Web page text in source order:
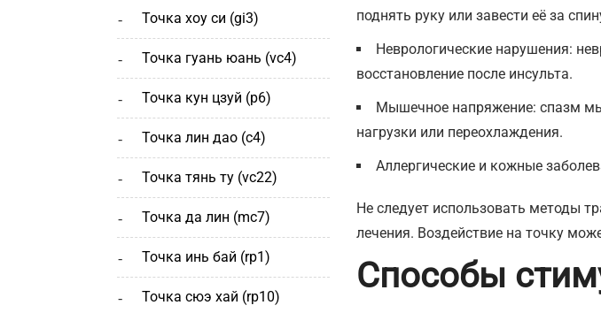
точка хоу си (gi3)
точка гуань юань (vc4)
точка кун цзуй (р6)
точка лин дао (c4)
точка тянь ту (vc22)
точка да лин (mc7)
точка инь бай (rp1)
точка сюэ хай (rp10)
поднять руку или завести её за
Неврологические нарушения:
восстановление после инсульта.
Мышечное напряжение: спазм
нагрузки или переохлаждения.
Аллергические и кожные
Не следует использовать методы
лечения. Воздействие на точку
Способы